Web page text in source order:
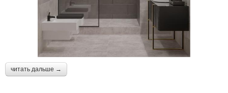
читать дальше →